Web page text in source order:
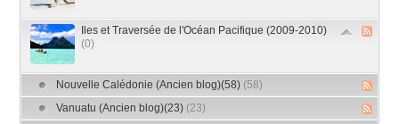
Iles et Traversée de l'Océan Pacifique (2009-2010)
(0)
Nouvelle Calédonie (Ancien blog)(58) (58)
Vanuatu (Ancien blog)(23) (23)